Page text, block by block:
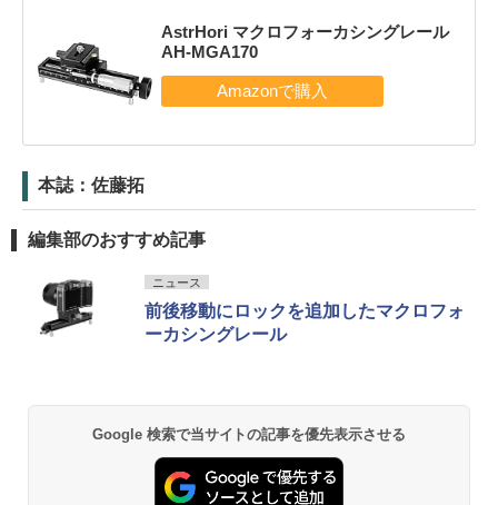
AstrHori マクロフォーカシングレール
AH-MGA170
本誌：佐藤拓
編集部のおすすめ記事
ニュース
前後移動にロックを追加したマクロフォ
ーカシングレール
Google 検索で当サイトの記事を優先表示させる